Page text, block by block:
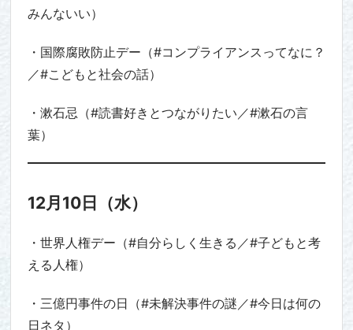
みんないい）
・国際腐敗防止デー（#コンプライアンスってなに？
／#こどもと社会の話）
・漱石忌（#読書好きとつながりたい／#漱石の言
葉）
12月10日（水）
・世界人権デー（#自分らしく生きる／#子どもと考
える人権）
・三億円事件の日（#未解決事件の謎／#今日は何の
日ネタ）